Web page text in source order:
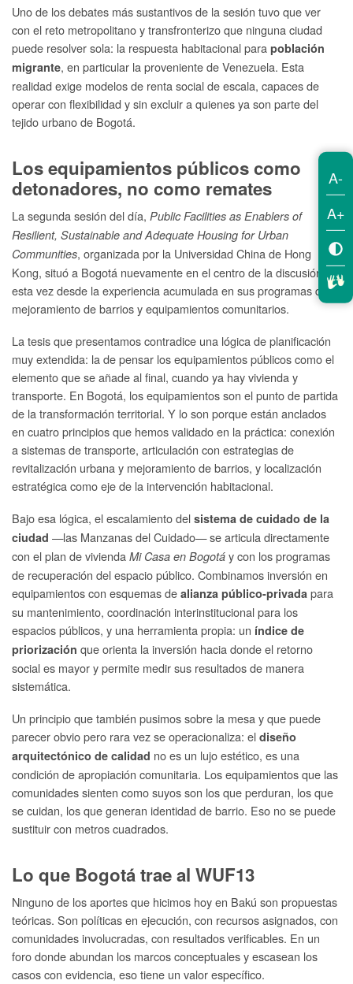
Uno de los debates más sustantivos de la sesión tuvo que ver
con el reto metropolitano y transfronterizo que ninguna ciudad
puede resolver sola: la respuesta habitacional para población
migrante, en particular la proveniente de Venezuela. Esta
realidad exige modelos de renta social de escala, capaces de
operar con flexibilidad y sin excluir a quienes ya son parte del
tejido urbano de Bogotá.
Los equipamientos públicos como
detonadores, no como remates
La segunda sesión del día, Public Facilities as Enablers of
Resilient, Sustainable and Adequate Housing for Urban
Communities, organizada por la Universidad China de Hong
Kong, situó a Bogotá nuevamente en el centro de la discusión,
esta vez desde la experiencia acumulada en sus programas de
mejoramiento de barrios y equipamientos comunitarios.
La tesis que presentamos contradice una lógica de planificación
muy extendida: la de pensar los equipamientos públicos como el
elemento que se añade al final, cuando ya hay vivienda y
transporte. En Bogotá, los equipamientos son el punto de partida
de la transformación territorial. Y lo son porque están anclados
en cuatro principios que hemos validado en la práctica: conexión
a sistemas de transporte, articulación con estrategias de
revitalización urbana y mejoramiento de barrios, y localización
estratégica como eje de la intervención habitacional.
Bajo esa lógica, el escalamiento del sistema de cuidado de la
ciudad —las Manzanas del Cuidado— se articula directamente
con el plan de vivienda Mi Casa en Bogotá y con los programas
de recuperación del espacio público. Combinamos inversión en
equipamientos con esquemas de alianza público-privada para
su mantenimiento, coordinación interinstitucional para los
espacios públicos, y una herramienta propia: un índice de
priorización que orienta la inversión hacia donde el retorno
social es mayor y permite medir sus resultados de manera
sistemática.
Un principio que también pusimos sobre la mesa y que puede
parecer obvio pero rara vez se operacionaliza: el diseño
arquitectónico de calidad no es un lujo estético, es una
condición de apropiación comunitaria. Los equipamientos que las
comunidades sienten como suyos son los que perduran, los que
se cuidan, los que generan identidad de barrio. Eso no se puede
sustituir con metros cuadrados.
Lo que Bogotá trae al WUF13
Ninguno de los aportes que hicimos hoy en Bakú son propuestas
teóricas. Son políticas en ejecución, con recursos asignados, con
comunidades involucradas, con resultados verificables. En un
foro donde abundan los marcos conceptuales y escasean los
casos con evidencia, eso tiene un valor específico.
A-
A+